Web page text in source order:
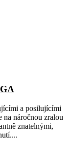
a posilujícími
náročnou zralou
znatelnými,